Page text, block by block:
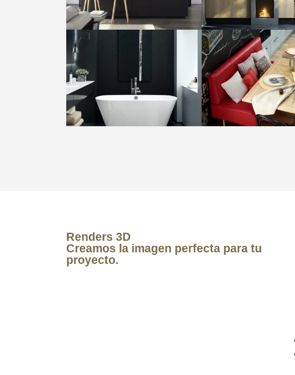
Renders 3D
Creamos la imagen perfecta para tu
proyecto.